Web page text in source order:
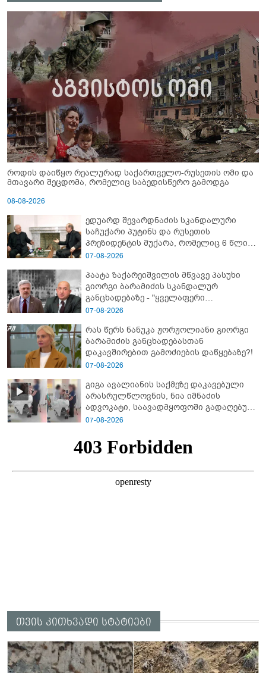
როდის დაიწყო რეალურად საქართველო-რუსეთის ომი და
მთავარი შეცდომა, რომელიც საბედისწერო გამოდგა
08-08-2026
ედუარდ შევარდნაძის სკანდალური
საჩუქარი პუტინს და რუსეთის
პრეზიდენტის მუქარა, რომელიც 6 წლის
შემდეგ აასრულა
07-08-2026
პაატა ზაქარეიშვილის მწვავე პასუხი
გიორგი ბარამიძის სკანდალურ
განცხადებაზე - "ყველაფერი
დეტალურად ვიცი... კამანში მოკლული
ბარამიძე კი ტყუის"
07-08-2026
რას წერს ნანუკა ჟორჟოლიანი გიორგი
ბარამიძის განცხადებასთან
დაკავშირებით გამოძიების დაწყებაზე?!
07-08-2026
გიგა ავალიანის საქმეზე დაკავებული
არასრულწლოვნის, ნია იმნაძის
ადვოკატი, საავადმყოფოში გადაღებულ
კადრებს ავრცელებს
07-08-2026
თვის კითხვადი სტატიები